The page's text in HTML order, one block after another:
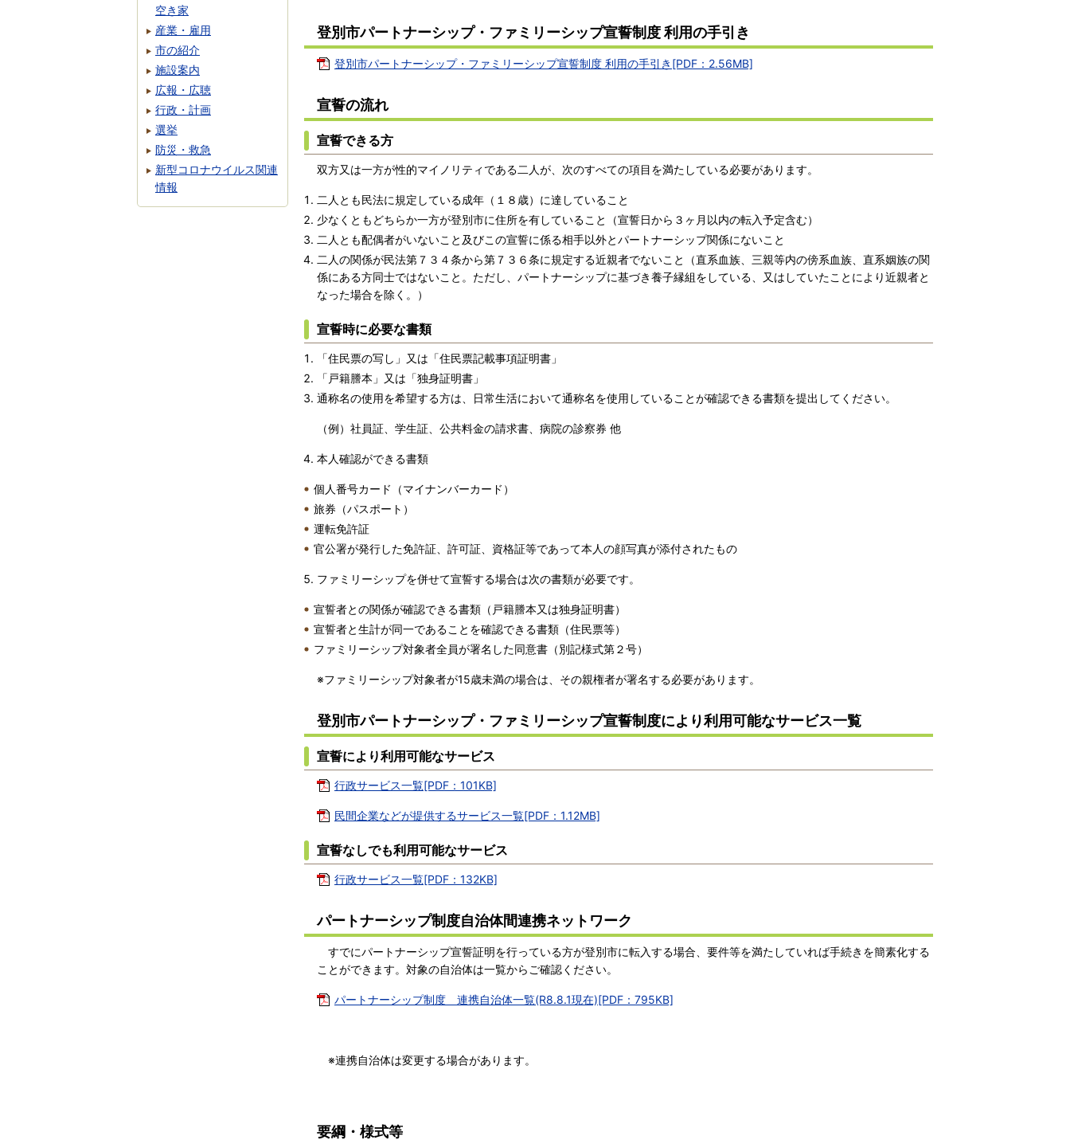
登別市パートナーシップ・ファミリーシップ宣誓制度 利用の手引き
登別市パートナーシップ・ファミリーシップ宣誓制度 利用の手引き[PDF：2.56MB]
宣誓の流れ
宣誓できる方
双方又は一方が性的マイノリティである二人が、次のすべての項目を満たしている必要があります。
二人とも民法に規定している成年（１８歳）に達していること
少なくともどちらか一方が登別市に住所を有していること（宣誓日から３ヶ月以内の転入予定含む）
二人とも配偶者がいないこと及びこの宣誓に係る相手以外とパートナーシップ関係にないこと
二人の関係が民法第７３４条から第７３６条に規定する近親者でないこと（直系血族、三親等内の傍系血族、直系姻族の関
係にある方同士ではないこと。ただし、パートナーシップに基づき養子縁組をしている、又はしていたことにより近親者と
なった場合を除く。）
宣誓時に必要な書類
「住民票の写し」又は「住民票記載事項証明書」
「戸籍謄本」又は「独身証明書」
通称名の使用を希望する方は、日常生活において通称名を使用していることが確認できる書類を提出してください。
（例）社員証、学生証、公共料金の請求書、病院の診察券 他
本人確認ができる書類
個人番号カード（マイナンバーカード）
旅券（パスポート）
運転免許証
官公署が発行した免許証、許可証、資格証等であって本人の顔写真が添付されたもの
ファミリーシップを併せて宣誓する場合は次の書類が必要です。
宣誓者との関係が確認できる書類（戸籍謄本又は独身証明書）
宣誓者と生計が同一であることを確認できる書類（住民票等）
ファミリーシップ対象者全員が署名した同意書（別記様式第２号）
※ファミリーシップ対象者が15歳未満の場合は、その親権者が署名する必要があります。
登別市パートナーシップ・ファミリーシップ宣誓制度により利用可能なサービス一覧
宣誓により利用可能なサービス
行政サービス一覧[PDF：101KB]
民間企業などが提供するサービス一覧[PDF：1.12MB]
宣誓なしでも利用可能なサービス
行政サービス一覧[PDF：132KB]
パートナーシップ制度自治体間連携ネットワーク
すでにパートナーシップ宣誓証明を行っている方が登別市に転入する場合、要件等を満たしていれば手続きを簡素化する
ことができます。対象の自治体は一覧からご確認ください。
パートナーシップ制度 連携自治体一覧(R8.8.1現在)[PDF：795KB]
※連携自治体は変更する場合があります。
要綱・様式等
空き家
産業・雇用
市の紹介
施設案内
広報・広聴
行政・計画
選挙
防災・救急
新型コロナウイルス関連
情報